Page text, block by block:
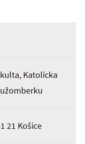
Katolícka
21 Košice